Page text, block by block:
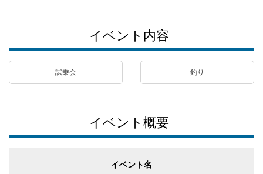
イベント内容
試乗会 釣り
イベント概要
イベント名